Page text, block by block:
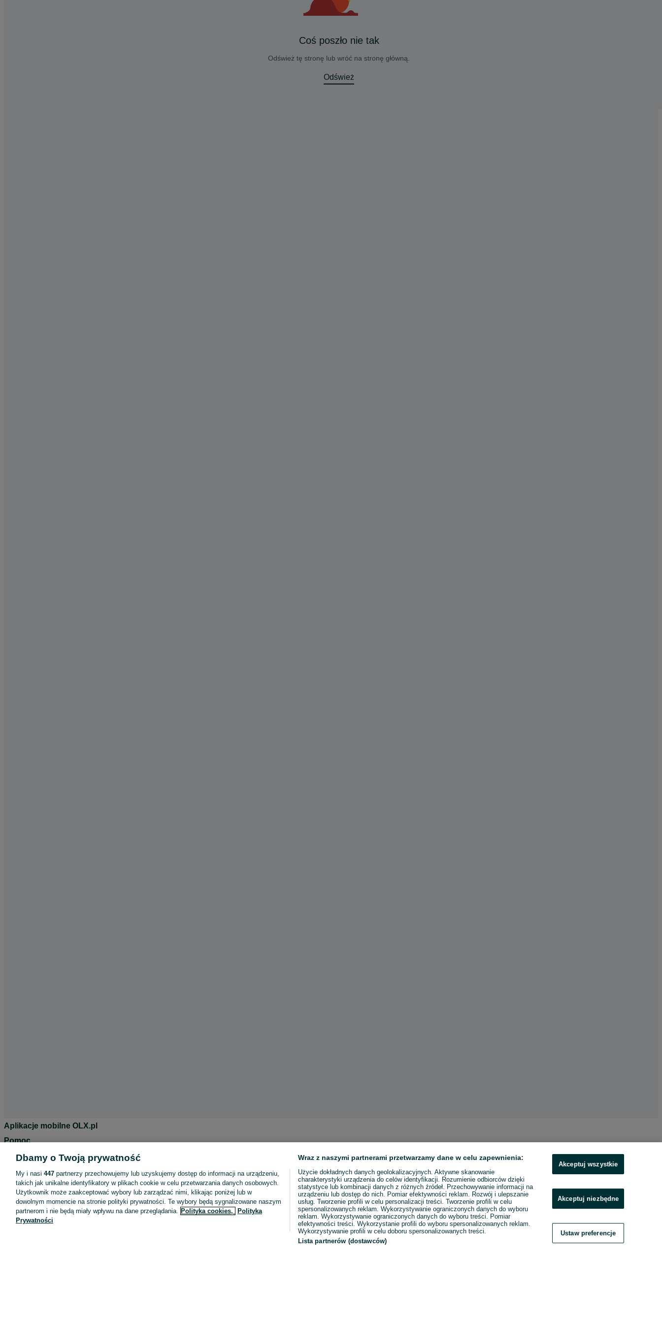
Coś poszło nie tak
Odśwież tę stronę lub wróć na stronę główną.
Odśwież
Aplikacje mobilne OLX.pl
Pomoc
Wyróżnione ogłoszenia
Oferta dla firm
Blog
Regulamin
Polityka prywatności
Dbamy o Twoją prywatność
My i nasi 447 partnerzy przechowujemy lub uzyskujemy dostęp do informacji na urządzeniu,
takich jak unikalne identyfikatory w plikach cookie w celu przetwarzania danych osobowych.
Użytkownik może zaakceptować wybory lub zarządzać nimi, klikając poniżej lub w
dowolnym momencie na stronie polityki prywatności. Te wybory będą sygnalizowane naszym
partnerom i nie będą miały wpływu na dane przeglądania. Polityka cookies,
Polityka
Prywatności
Wraz z naszymi partnerami przetwarzamy dane w celu zapewnienia:
Użycie dokładnych danych geolokalizacyjnych. Aktywne skanowanie
charakterystyki urządzenia do celów identyfikacji. Rozumienie odbiorców dzięki
statystyce lub kombinacji danych z różnych źródeł. Przechowywanie informacji na
urządzeniu lub dostęp do nich. Pomiar efektywności reklam. Rozwój i ulepszanie
usług. Tworzenie profili w celu personalizacji treści. Tworzenie profili w celu
spersonalizowanych reklam. Wykorzystywanie ograniczonych danych do wyboru
reklam. Wykorzystywanie ograniczonych danych do wyboru treści. Pomiar
efektywności treści. Wykorzystanie profili do wyboru spersonalizowanych reklam.
Wykorzystywanie profili w celu doboru spersonalizowanych treści.
Lista partnerów (dostawców)
Akceptuj wszystkie
Akceptuj niezbędne
Ustaw preferencje